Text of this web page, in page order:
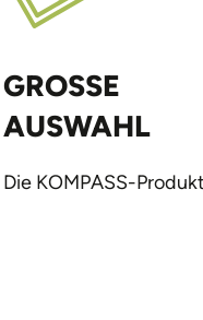
GROSSE
AUSWAHL
Die KOMPASS-